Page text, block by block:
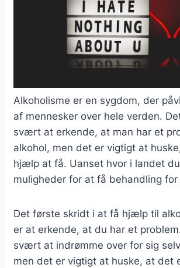
Alkoholisme er en sygdom, der
af mennesker over hele verden.
svært at erkende, at man har et
alkohol, men det er vigtigt at
hjælp at få. Uanset hvor i landet
muligheder for at få behandling for
Det første skridt i at få hjælp til
er at erkende, at du har et
svært at indrømme over for sig
men det er vigtigt at huske, at det